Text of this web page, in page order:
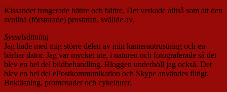
Kissandet fungerade bättre och bättre. Det verkade alltså som att den
svullna (förstorade) prostatan, svällde av.
Sysselsättning
Jag hade med mig större delen av min kamerautrustning och en
bärbar dator. Jag var mycket ute, i naturen och fotograferade så det
blev en hel del bildbehandling. Bloggen underhöll jag också. Det
blev en hel del ePostkommunikation och Skype användes flitigt.
Bokläsning, promenader och cykelturer.